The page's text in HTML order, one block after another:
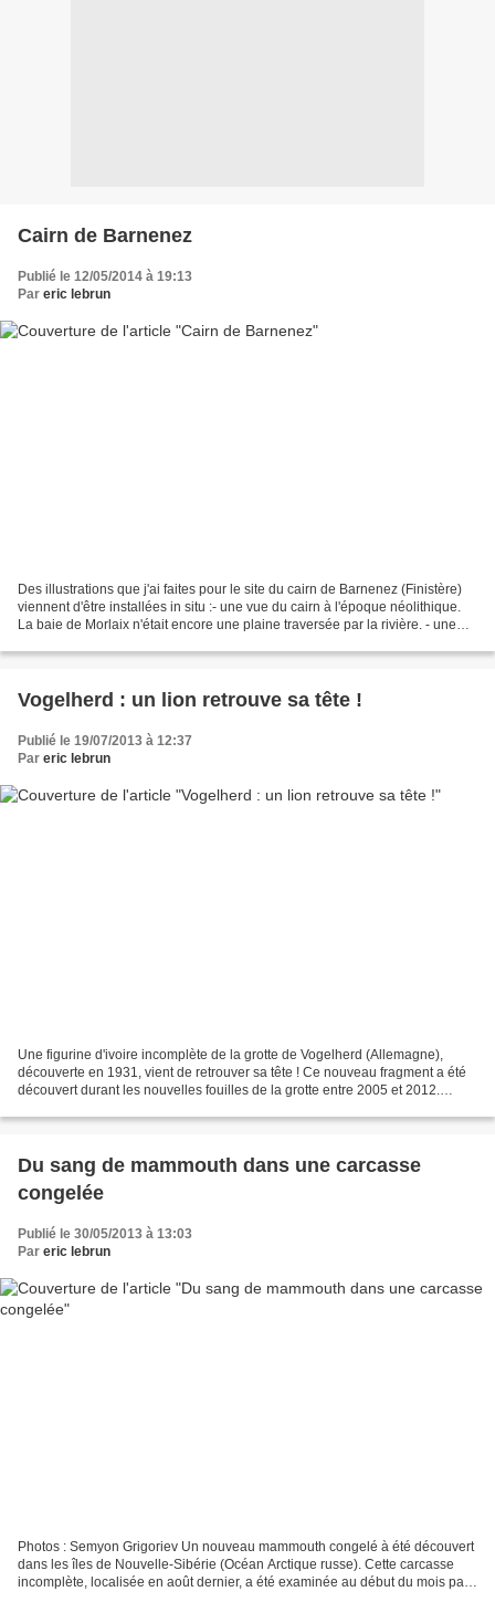
Cairn de Barnenez
Publié le 12/05/2014 à 19:13
Par eric lebrun
Des illustrations que j'ai faites pour le site du cairn de Barnenez (Finistère)
viennent d'être installées in situ :- une vue du cairn à l'époque néolithique.
La baie de Morlaix n'était encore une plaine traversée par la rivière. - une
Vogelherd : un lion retrouve sa tête !
Publié le 19/07/2013 à 12:37
Par eric lebrun
Une figurine d'ivoire incomplète de la grotte de Vogelherd (Allemagne),
découverte en 1931, vient de retrouver sa tête ! Ce nouveau fragment a été
découvert durant les nouvelles fouilles de la grotte entre 2005 et 2012.
Du sang de mammouth dans une carcasse
congelée
Publié le 30/05/2013 à 13:03
Par eric lebrun
Photos : Semyon Grigoriev Un nouveau mammouth congelé à été découvert
dans les îles de Nouvelle-Sibérie (Océan Arctique russe). Cette carcasse
incomplète, localisée en août dernier, a été examinée au début du mois par